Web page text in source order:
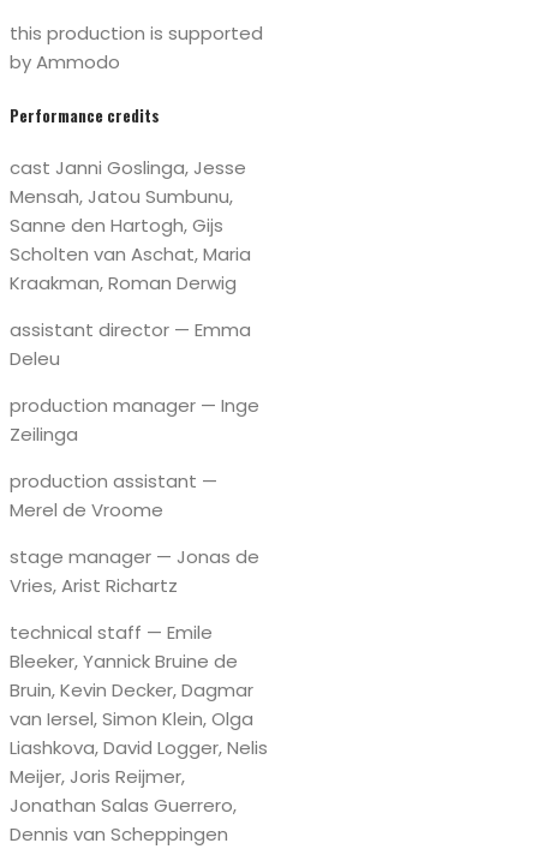
this production is supported
by Ammodo
Performance credits
cast Janni Goslinga, Jesse
Mensah, Jatou Sumbunu,
Sanne den Hartogh, Gijs
Scholten van Aschat, Maria
Kraakman, Roman Derwig
assistant director — Emma
Deleu
production manager — Inge
Zeilinga
production assistant —
Merel de Vroome
stage manager — Jonas de
Vries, Arist Richartz
technical staff — Emile
Bleeker, Yannick Bruine de
Bruin, Kevin Decker, Dagmar
van Iersel, Simon Klein, Olga
Liashkova, David Logger, Nelis
Meijer, Joris Reijmer,
Jonathan Salas Guerrero,
Dennis van Scheppingen